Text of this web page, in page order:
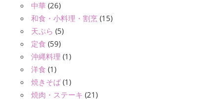
中華 (26)
和食・小料理・割烹 (15)
天ぷら (5)
定食 (59)
沖縄料理 (1)
洋食 (1)
焼きそば (1)
焼肉・ステーキ (21)